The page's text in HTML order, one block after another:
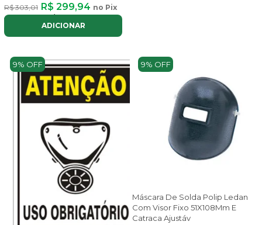
R$ 303,01 R$ 299,94 no Pix
ou até
ADICIONAR
9% OFF 9% OFF
Máscara De Solda Polip Ledan
Com Visor Fixo 51X108Mm E
Catraca Ajustáv